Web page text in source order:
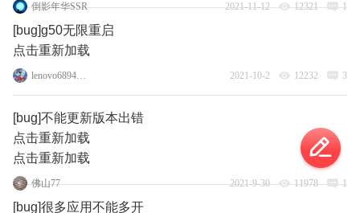
倒影年华SSR 2021-11-12 12321 1
[bug]g50无限重启
点击重新加载
lenovo68945925 2021-10-2 12232 3
[bug]不能更新版本出错
点击重新加载
点击重新加载
佛山77 2021-9-30 11978 1
[bug]很多应用不能多开